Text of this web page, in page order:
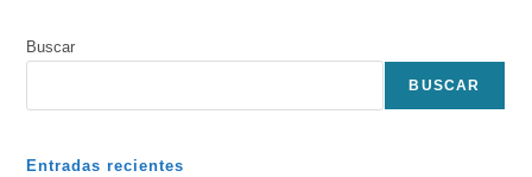
Buscar
BUSCAR
Entradas recientes